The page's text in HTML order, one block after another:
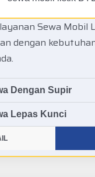
Sewa Mobil
dengan
Dengan Supir
Lepas Kunci